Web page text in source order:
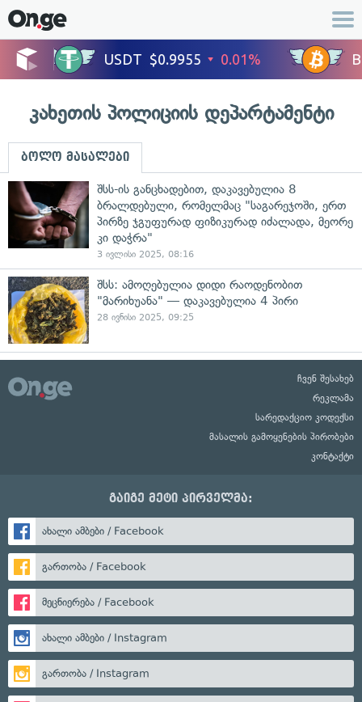
კახეთის პოლიციის დეპარტამენტი
ბოლო მასალები
შსს-ის განცხადებით, დაკავებულია 8
ბრალდებული, რომელმაც "საგარეჯოში, ერთ
პირზე ჯგუფურად ფიზიკურად იძალადა, მეორე
კი დაჭრა"
3 ივლისი 2025, 08:16
შსს: ამოღებულია დიდი რაოდენობით
"მარიხუანა" — დაკავებულია 4 პირი
28 ივნისი 2025, 09:25
ჩვენ შესახებ
რეკლამა
სარედაქციო კოდექსი
მასალის გამოყენების პირობები
კონტაქტი
გაიგე მეტი პირველმა:
ახალი ამბები / Facebook
გართობა / Facebook
მეცნიერება / Facebook
ახალი ამბები / Instagram
გართობა / Instagram